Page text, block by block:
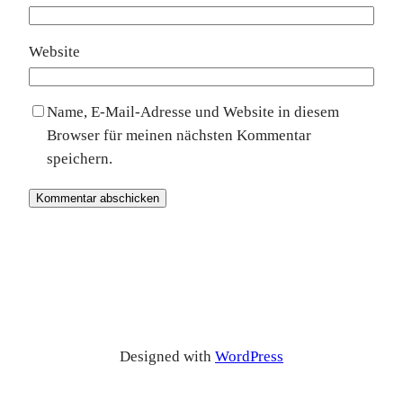
Website
Name, E-Mail-Adresse und Website in diesem
Browser für meinen nächsten Kommentar
speichern.
Designed with WordPress